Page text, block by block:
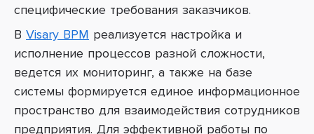
специфические требования заказчиков.
В Visary BPM реализуется настройка и
исполнение процессов разной сложности,
ведется их мониторинг, а также на базе
системы формируется единое информационное
пространство для взаимодействия сотрудников
предприятия. Для эффективной работы по